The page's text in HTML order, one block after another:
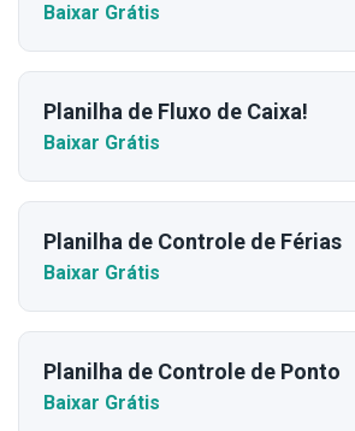
Baixar Grátis
Planilha de Fluxo de Caixa!
Baixar Grátis
Planilha de Controle de Férias
Baixar Grátis
Planilha de Controle de Ponto
Baixar Grátis